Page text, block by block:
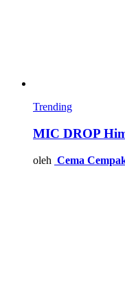
Trending
MIC DROP
oleh Cema